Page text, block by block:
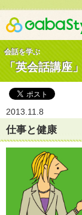
会話を学ぶ
「英会話講座」
2013.11.8
仕事と健康